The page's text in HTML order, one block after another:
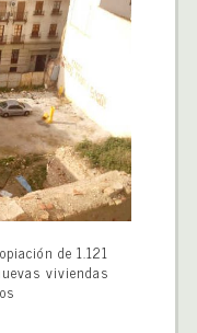
de 1.121
viviendas